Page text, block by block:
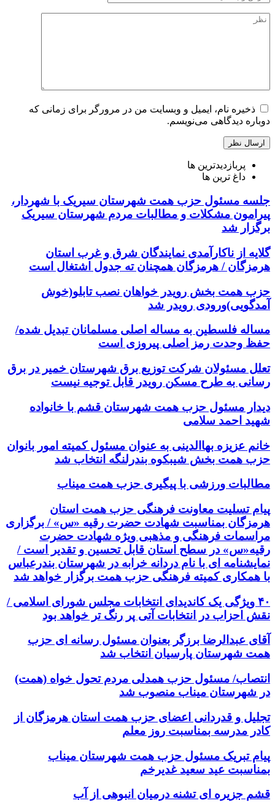
ذخیره نام، ایمیل و وبسایت من در مرورگر برای زمانی که
دوباره دیدگاهی می‌نویسم.
پربازدیدترین ها
داغ ترین ها
جلسه مسئول حزب همت شهرستان سیریک با شهردار،
پیرامون مشکلات و مطالبات مردم شهرستان سیریک
برگزار شد
گلایه از ناکارآمدی نمایندگان شرق و غرب استان
هرمزگان / هرمزگان همچنان ته جدول اشتغال است
حزب همت بخش رویدر خواهان نصب تابلو(خوش
آمدگویی)ورودی رویدر شد
مساله فلسطین به مساله اصلی مسلمانان تبدیل شده/
حفظ وحدت رمز اصلی پیروزی است
تعلل مسئولان شرکت توزیع برق شهرستان خمیر در برق
رسانی به طرح مسکن رویدر قابل توجیه نیست
دیدار مسئول حزب همت شهرستان قشم با خانواده
شهید احمد سلامی
خانم عزیزه بهاالدینی به عنوان مسئول کمیته امور بانوان
حزب همت بخش شیبکوه بندرلنگه انتخاب شد
مطالبات ورزشی با پیگیری حزب همت میناب
پیام تسلیت معاونت فرهنگی حزب همت استان
هرمزگان بمناسبت شهادت حضرت رقیه «س» / برگزاری
مراسمات فرهنگی و مذهبی ویژه شهادت حضرت
رقیه«س» در سطح استان قابل تحسین و تقدیر است /
نمایشنامه ای با نام دردانه خرابه در شهرستان بندرعباس
با همکاری کمیته فرهنگی حزب همت برگزار خواهد شد
۴۰ ویژگی یک کاندیدای انتخابات مجلس شورای اسلامی /
نقش احزاب در انتخابات آتی پر رنگ تر خواهد بود
آقای عبدالرضا برزگر بعنوان مسئول رسانه ای حزب
همت شهرستان پارسیان انتخاب شد
انتصاب/ مسئول حزب همدلی مردم تحول خواه (همت)
در شهرستان میناب منصوب شد
تجلیل و قدردانی اعضای حزب همت استان هرمزگان از
کادر مدرسه بمناسبت روز معلم
پیام تبریک مسئول حزب همت شهرستان میناب
بمناسبت عید سعید غدیرخم
قشم جزیره ای تشنه درمیان انبوهی از آب